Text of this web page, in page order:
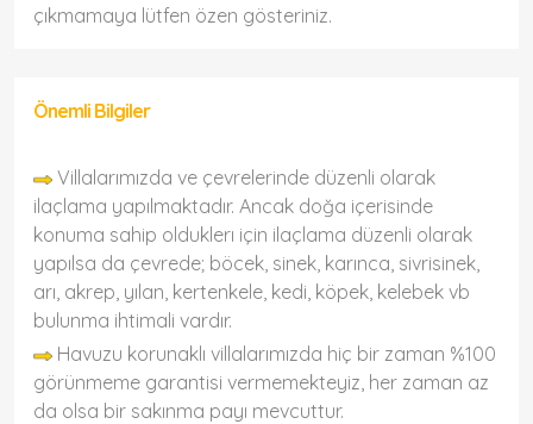
çıkmamaya lütfen özen gösteriniz.
Önemli Bilgiler
Villalarımızda ve çevrelerinde düzenli olarak
ilaçlama yapılmaktadır. Ancak doğa içerisinde
konuma sahip olduklerı için ilaçlama düzenli olarak
yapılsa da çevrede; böcek, sinek, karınca, sivrisinek,
arı, akrep, yılan, kertenkele, kedi, köpek, kelebek vb
bulunma ihtimali vardır.
Havuzu korunaklı villalarımızda hiç bir zaman %100
görünmeme garantisi vermemekteyiz, her zaman az
da olsa bir sakınma payı mevcuttur.